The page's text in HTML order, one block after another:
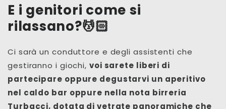
E i genitori come si
rilassano?💆🏻
Ci sarà un conduttore e degli assistenti che
gestiranno i giochi, voi sarete liberi di
partecipare oppure degustarvi un aperitivo
nel caldo bar oppure nella nota birreria
Turbacci, dotata di vetrate panoramiche che